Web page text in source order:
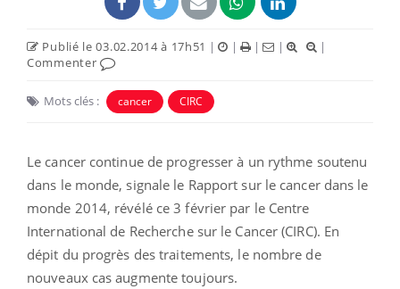
Publié le 03.02.2014 à 17h51 | | | |
|
Commenter
Mots clés : cancer CIRC
Le cancer continue de progresser à un rythme soutenu
dans le monde, signale le Rapport sur le cancer dans le
monde 2014, révélé ce 3 février par le Centre
International de Recherche sur le Cancer (CIRC). En
dépit du progrès des traitements, le nombre de
nouveaux cas augmente toujours.